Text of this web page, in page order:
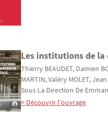
Les institutions de la
Thierry BEAUDET, Damien
MARTIN, Valéry MOLET,
Sous La Direction De
> Découvrir l’ouvrage